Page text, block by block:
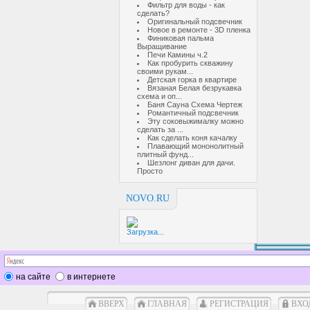
Фильтр для воды - как
сделать?
Оригинальный подсвечник
Новое в ремонте - 3D пленка
Финиковая пальма
Выращивание
Печи Камины ч.2
Как пробурить скважину
своими рукам...
Детская горка в квартире
Вязаная Белая безрукавка
схема и оп...
Баня Сауна Схема Чертеж
Романтичный подсвечник
Эту соковыжималку можно
сделать за ...
Как сделать коня качалку
Плавающий мононолитный
плитный фунд...
Шезлонг диван для дачи.
Просто
NOVO.RU
Загрузка...
на сайте в интернете
ВВЕРХ ГЛАВНАЯ РЕГИСТРАЦИЯ